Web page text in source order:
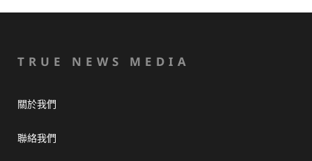
TRUE NEWS MEDIA
關於我們
聯絡我們